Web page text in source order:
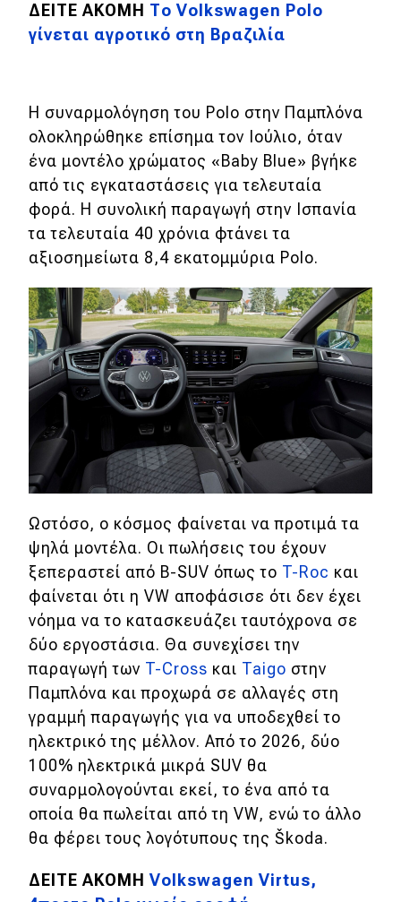
Παρουσιάσεις
MOTO
Μεταχειρισμένο
Οδηγός αγοράς
Συμβουλές
Χρηστικά
Συμβουλές
ΚΤΕΟ
Οδική βοήθεια
DRIVE USED
ΔΕΙΤΕ ΑΚΟΜΗ Το Volkswagen Polo
γίνεται αγροτικό στη Βραζιλία
Η συναρμολόγηση του Polo στην Παμπλόνα
ολοκληρώθηκε επίσημα τον Ιούλιο, όταν
ένα μοντέλο χρώματος «Baby Blue» βγήκε
από τις εγκαταστάσεις για τελευταία
φορά. Η συνολική παραγωγή στην Ισπανία
τα τελευταία 40 χρόνια φτάνει τα
αξιοσημείωτα 8,4 εκατομμύρια Polo.
Ωστόσο, ο κόσμος φαίνεται να προτιμά τα
ψηλά μοντέλα. Οι πωλήσεις του έχουν
ξεπεραστεί από B-SUV όπως το T-Roc και
φαίνεται ότι η VW αποφάσισε ότι δεν έχει
νόημα να το κατασκευάζει ταυτόχρονα σε
δύο εργοστάσια. Θα συνεχίσει την
παραγωγή των T-Cross και Taigo στην
Παμπλόνα και προχωρά σε αλλαγές στη
γραμμή παραγωγής για να υποδεχθεί το
ηλεκτρικό της μέλλον. Από το 2026, δύο
100% ηλεκτρικά μικρά SUV θα
συναρμολογούνται εκεί, το ένα από τα
οποία θα πωλείται από τη VW, ενώ το άλλο
θα φέρει τους λογότυπους της Škoda.
ΔΕΙΤΕ ΑΚΟΜΗVolkswagen Virtus,